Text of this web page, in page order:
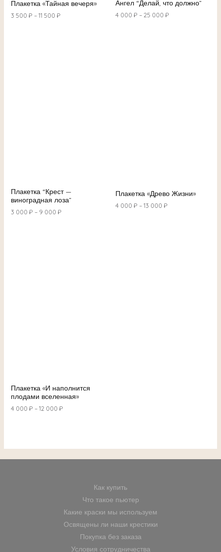
Плакетка «Тайная вечеря»
3 500 ₽ –11 500 ₽
Ангел “Делай, что должно”
4 000 ₽ –25 000 ₽
Плакетка “Крест —
виноградная лоза”
3 000 ₽ – 9 000 ₽
Плакетка «Древо Жизни»
4 000 ₽ –13 000 ₽
Плакетка «И наполнится
плодами вселенная»
4 000 ₽ –12 000 ₽
Как купить
Что такое пьютер
Какие краски мы используем
Освящены ли наши крестики
Покупка без заказа
Условия сотрудничества